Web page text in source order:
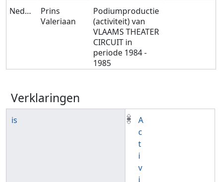
Nederlands
Prins
Valeriaan
Podiumproductie
(activiteit) van
VLAAMS THEATER
CIRCUIT in
periode 1984 -
1985
Verklaringen
is
A
c
t
i
v
i